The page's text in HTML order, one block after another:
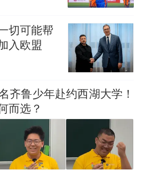
切可能帮
入欧盟
齐鲁少年赴约西湖大学！
而选？